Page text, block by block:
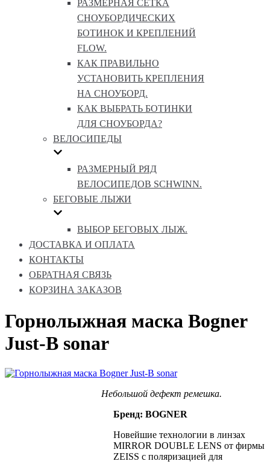
РАЗМЕРНАЯ СЕТКА
СНОУБОРДИЧЕСКИХ
БОТИНОК И КРЕПЛЕНИЙ
FLOW.
КАК ПРАВИЛЬНО
УСТАНОВИТЬ КРЕПЛЕНИЯ
НА СНОУБОРД.
КАК ВЫБРАТЬ БОТИНКИ
ДЛЯ СНОУБОРДА?
ВЕЛОСИПЕДЫ
РАЗМЕРНЫЙ РЯД
ВЕЛОСИПЕДОВ SCHWINN.
БЕГОВЫЕ ЛЫЖИ
ВЫБОР БЕГОВЫХ ЛЫЖ.
ДОСТАВКА И ОПЛАТА
КОНТАКТЫ
ОБРАТНАЯ СВЯЗЬ
КОРЗИНА ЗАКАЗОВ
Горнолыжная маска Bogner
Just-B sonar
Небольшой дефект ремешка.
Бренд: BOGNER
Новейшие технологии в линзах
MIRROR DOUBLE LENS от фирмы
ZEISS с поляризацией для